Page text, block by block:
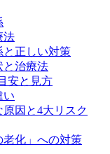
法
と正しい対策
と治療法
安と見方
い
因と4大リスク
老化」への対策